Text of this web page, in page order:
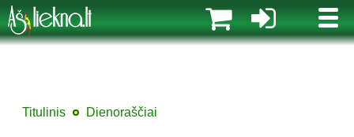
MENIU
Titulinis Dienoraščiai